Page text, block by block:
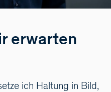
erwarten
ich Haltung in Bild,